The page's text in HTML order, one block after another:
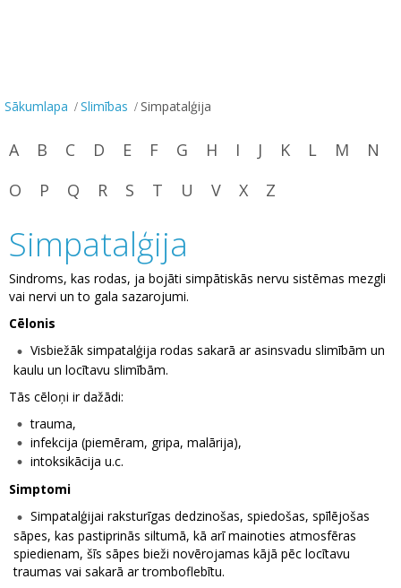
Sākumlapa Slimības Simpatalģija
A B C D E F G H I J K L M
N
O
P Q R S T U V X Z
Simpatalģija
Sindroms, kas rodas, ja bojāti simpātiskās nervu sistēmas mezgli
vai nervi un to gala sazarojumi.
Cēlonis
Visbiežāk simpatalģija rodas sakarā ar asinsvadu slimībām un
kaulu un locītavu slimībām.
Tās cēloņi ir dažādi:
trauma,
infekcija (piemēram, gripa, malārija),
intoksikācija u.c.
Simptomi
Simpatalģijai raksturīgas dedzinošas, spiedošas, spīlējošas
sāpes, kas pastiprinās siltumā, kā arī mainoties atmosfēras
spiedienam, šīs sāpes bieži novērojamas kājā pēc locītavu
traumas vai sakarā ar tromboflebītu.